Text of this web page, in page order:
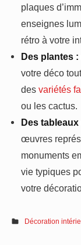
plaques
enseignes
rétro à votre
Des plantes :
votre déco
desvariétés
ou les cactus.
Des
œuvres
monuments
vie typiques
votre
Décoration